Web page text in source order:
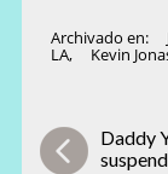
Archivado en:
LA, Kevin
Daddy